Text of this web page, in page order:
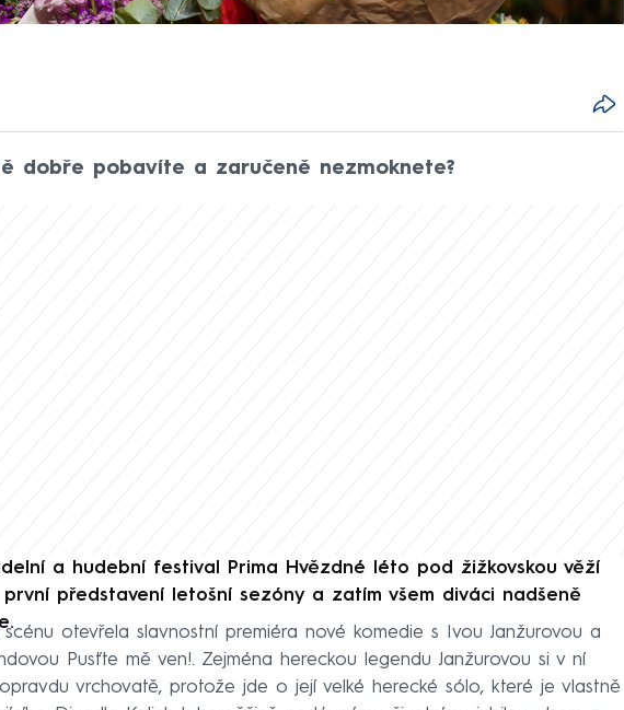
dobře pobavíte a zaručeně nezmoknete?
a hudební festival Prima Hvězdné léto pod žižkovskou věží
představení letošní sezóny a zatím všem diváci nadšeně
otevřela slavnostní premiéra nové komedie s Ivou Janžurovou a
Pusťte mě ven!. Zejména hereckou legendu Janžurovou si v ní
vrchovatě, protože jde o její velké herecké sólo, které je vlastně